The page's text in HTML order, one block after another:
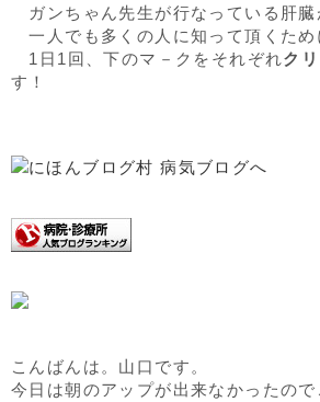
ガンちゃん先生が行なっている肝臓
一人でも多くの人に知って頂くため
1日1回、下のマ－クをそれぞれク
す！
こんばんは。山口です。
今日は朝のアップが出来なかったの